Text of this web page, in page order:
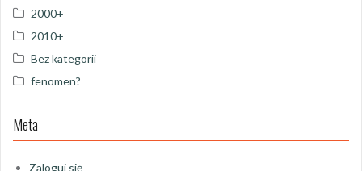
2000+
2010+
Bez kategorii
fenomen?
Meta
Zaloguj się